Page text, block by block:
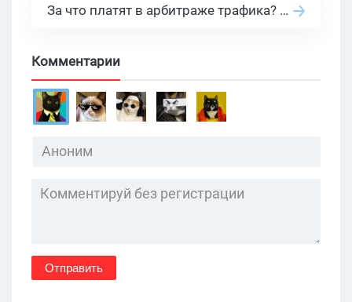
За что платят в арбитраже трафика? 30 моделей оплаты в бурж и СНГ партнерках
Комментарии
Отправить